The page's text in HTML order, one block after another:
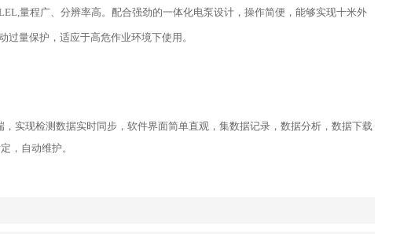
量程广、分辨率高。配合强劲的一体化电泵设计，操作简便，能够实现十米外
量保护，适应于高危作业环境下使用。
实现检测数据实时同步，软件界面简单直观，集数据记录，数据分析，数据下载
，自动维护。